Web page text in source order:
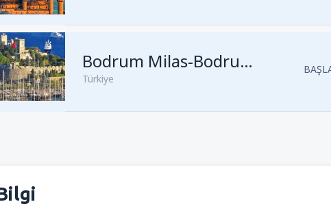
Kalkışİzmir, İzmir Adnan
İstanbul, Istanbul Airport
KalkışAntalya, Antalya
KalkışAnkara, Ankara
Bodrum Milas-Bodrum Havalimanı
Türkiye